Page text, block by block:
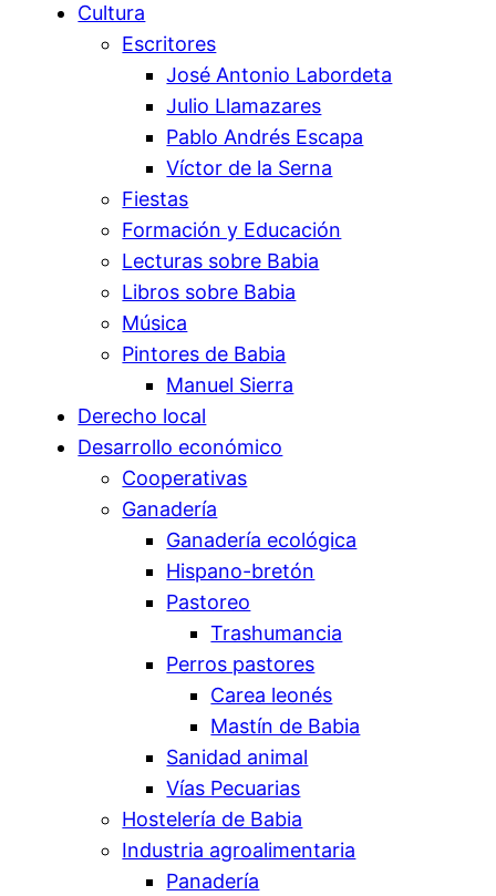
Cultura
Escritores
José Antonio Labordeta
Julio Llamazares
Pablo Andrés Escapa
Víctor de la Serna
Fiestas
Formación y Educación
Lecturas sobre Babia
Libros sobre Babia
Música
Pintores de Babia
Manuel Sierra
Derecho local
Desarrollo económico
Cooperativas
Ganadería
Ganadería ecológica
Hispano-bretón
Pastoreo
Trashumancia
Perros pastores
Carea leonés
Mastín de Babia
Sanidad animal
Vías Pecuarias
Hostelería de Babia
Industria agroalimentaria
Panadería